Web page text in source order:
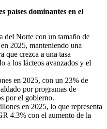
países dominantes en el
del Norte con un tamaño de
2025, manteniendo una
que crezca a una tasa
a los lácteos avanzados y el
en 2025, con un 23% de
por programas de
​​por el gobierno.
en 2025, lo que representa
4.3% con el aumento de la